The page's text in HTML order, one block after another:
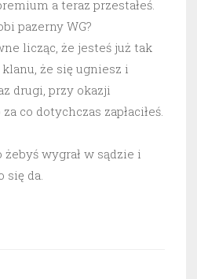
a teraz przestałeś.
pazerny WG?
licząc, że jesteś już tak
że się ugniesz i
drugi, przy okazji
co dotychczas zapłaciłeś.
wygrał w sądzie i
się da.